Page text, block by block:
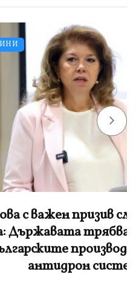
след взрива на
да подкрепи
на
системи